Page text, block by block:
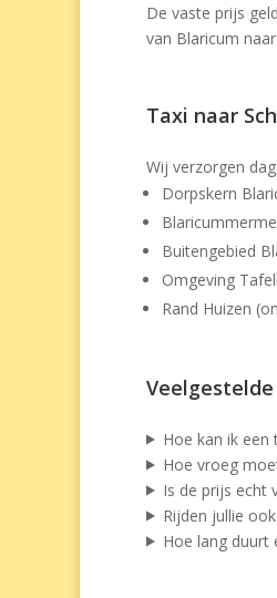
De vaste prijs
van Blaricum
Taxi naar
Wij verzorgen
Dorpskern
Buitengebied
Omgeving
Rand Huizen
Hoe kan ik een
Hoe vroeg
Is de prijs echt
Rijden jullie
Hoe lang duurt